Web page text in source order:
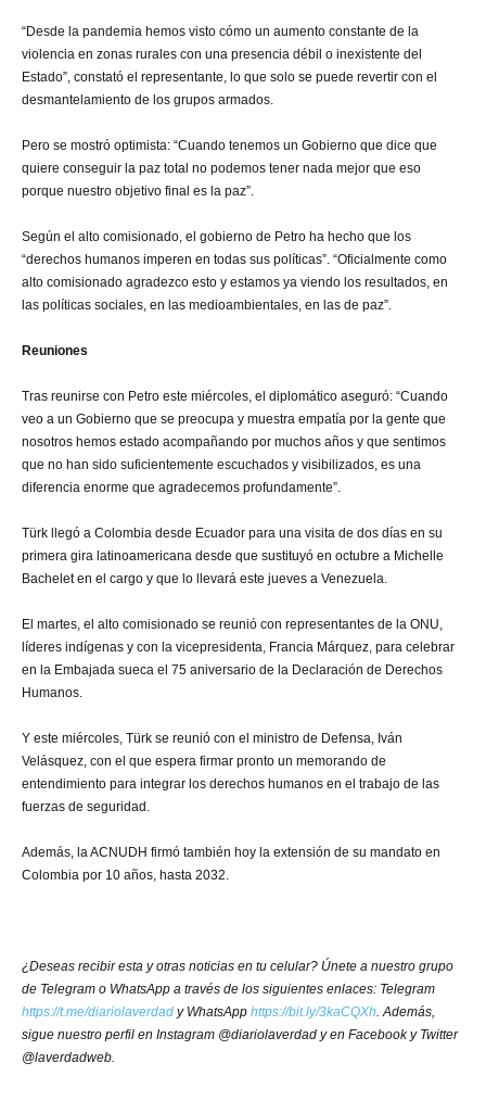
“Desde la pandemia hemos visto cómo un aumento constante de la
violencia en zonas rurales con una presencia débil o inexistente del
Estado”, constató el representante, lo que solo se puede revertir con el
desmantelamiento de los grupos armados.
Pero se mostró optimista: “Cuando tenemos un Gobierno que dice que
quiere conseguir la paz total no podemos tener nada mejor que eso
porque nuestro objetivo final es la paz”.
Según el alto comisionado, el gobierno de Petro ha hecho que los
“derechos humanos imperen en todas sus políticas”. “Oficialmente como
alto comisionado agradezco esto y estamos ya viendo los resultados, en
las políticas sociales, en las medioambientales, en las de paz”.
Reuniones
Tras reunirse con Petro este miércoles, el diplomático aseguró: “Cuando
veo a un Gobierno que se preocupa y muestra empatía por la gente que
nosotros hemos estado acompañando por muchos años y que sentimos
que no han sido suficientemente escuchados y visibilizados, es una
diferencia enorme que agradecemos profundamente”.
Türk llegó a Colombia desde Ecuador para una visita de dos días en su
primera gira latinoamericana desde que sustituyó en octubre a Michelle
Bachelet en el cargo y que lo llevará este jueves a Venezuela.
El martes, el alto comisionado se reunió con representantes de la ONU,
líderes indígenas y con la vicepresidenta, Francia Márquez, para celebrar
en la Embajada sueca el 75 aniversario de la Declaración de Derechos
Humanos.
Y este miércoles, Türk se reunió con el ministro de Defensa, Iván
Velásquez, con el que espera firmar pronto un memorando de
entendimiento para integrar los derechos humanos en el trabajo de las
fuerzas de seguridad.
Además, la ACNUDH firmó también hoy la extensión de su mandato en
Colombia por 10 años, hasta 2032.
¿Deseas recibir esta y otras noticias en tu celular? Únete a nuestro grupo
de Telegram o WhatsApp a través de los siguientes enlaces: Telegram
https://t.me/diariolaverdad y WhatsApp https://bit.ly/3kaCQXh. Además,
sigue nuestro perfil en Instagram @diariolaverdad y en Facebook y Twitter
@laverdadweb.